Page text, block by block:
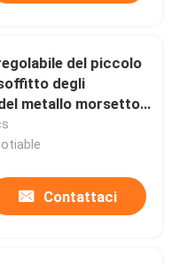
del piccolo
degli
metallo morsetto
U
Contattaci